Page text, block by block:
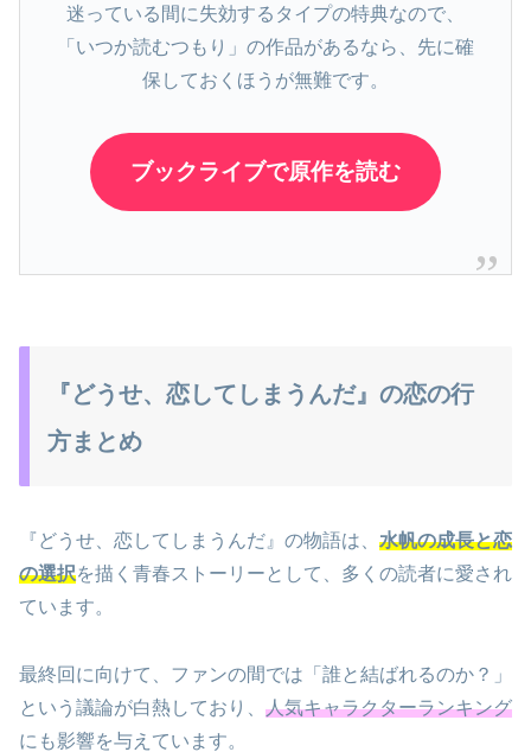
迷っている間に失効するタイプの特典なので、
「いつか読むつもり」の作品があるなら、先に確
保しておくほうが無難です。
ブックライブで原作を読む
『どうせ、恋してしまうんだ』の恋の行
方まとめ
『どうせ、恋してしまうんだ』の物語は、 水帆の成長と恋
の選択を描く青春ストーリーとして、多くの読者に愛され
ています。
最終回に向けて、ファンの間では「誰と結ばれるのか？」
という議論が白熱しており、 人気キャラクターランキング
にも影響を与えています。